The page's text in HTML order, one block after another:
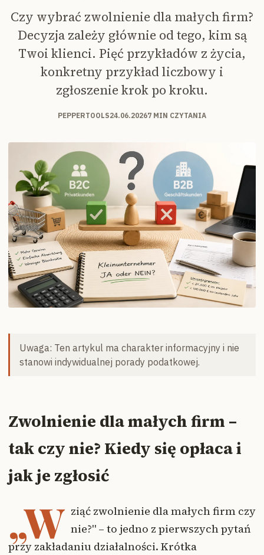
Czy wybrać zwolnienie dla małych firm?
Decyzja zależy głównie od tego, kim są
Twoi klienci. Pięć przykładów z życia,
konkretny przykład liczbowy i
zgłoszenie krok po kroku.
PEPPERTOOLS24.06.20267 MIN CZYTANIA
Uwaga: Ten artykul ma charakter informacyjny i nie
stanowi indywidualnej porady podatkowej.
Zwolnienie dla małych firm –
tak czy nie? Kiedy się opłaca i
jak je zgłosić
„W ziąć zwolnienie dla małych firm czy
nie?" – to jedno z pierwszych pytań
przy zakładaniu działalności. Krótka